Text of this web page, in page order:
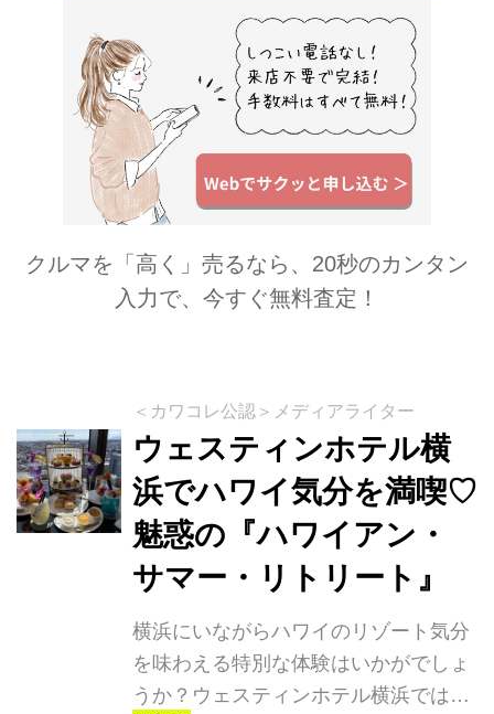
クルマを「高く」売るなら、20秒のカンタン
入力で、今すぐ無料査定！
＜カワコレ公認＞メディアライター
ウェスティンホテル横
浜でハワイ気分を満喫♡
魅惑の『ハワイアン・
サマー・リトリート』
横浜にいながらハワイのリゾート気分
を味わえる特別な体験はいかがでしょ
うか？ウェスティンホテル横浜では、